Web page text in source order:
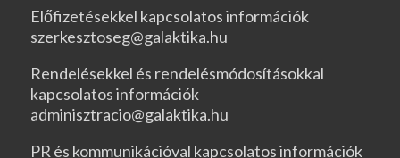
Előfizetésekkel kapcsolatos információk
szerkesztoseg@galaktika.hu
Rendelésekkel és rendelésmódosításokkal
kapcsolatos információk
adminisztracio@galaktika.hu
PR és kommunikációval kapcsolatos információk